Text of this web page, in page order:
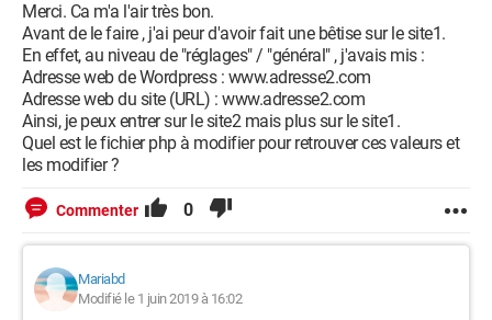
Merci. Ca m'a l'air très bon.
Avant de le faire , j'ai peur d'avoir fait une bêtise sur le site1.
En effet, au niveau de "réglages" / "général" , j'avais mis :
Adresse web de Wordpress : www.adresse2.com
Adresse web du site (URL) : www.adresse2.com
Ainsi, je peux entrer sur le site2 mais plus sur le site1.
Quel est le fichier php à modifier pour retrouver ces valeurs et
les modifier ?
Commenter 0
Mariabd
Modifié le 1 juin 2019 à 16:02